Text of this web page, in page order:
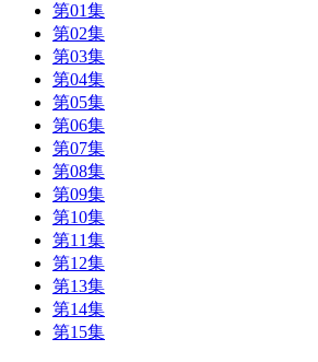
第01集
第02集
第03集
第04集
第05集
第06集
第07集
第08集
第09集
第10集
第11集
第12集
第13集
第14集
第15集